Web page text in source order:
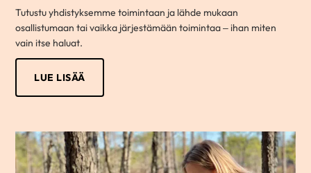
Tutustu yhdistyksemme toimintaan ja lähde mukaan
osallistumaan tai vaikka järjestämään toimintaa – ihan miten
vain itse haluat.
LUE LISÄÄ